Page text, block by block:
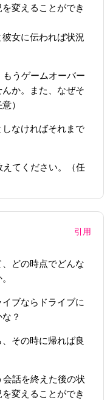
変えることができ
女に伝われば状況
うゲームオーバー
か。また、なぜそ
）
なければそれまで
てください。（任
引用
どの時点でどんな
ブならドライブに
？
その時に帰れば良
話を終えた後の状
変えることができ